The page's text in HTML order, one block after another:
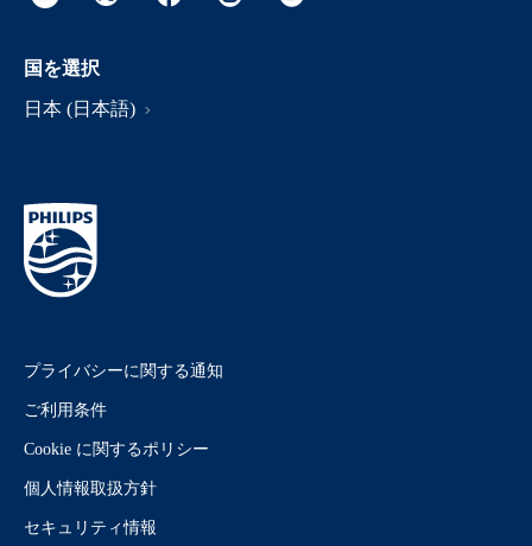
国を選択
日本 (日本語)
プライバシーに関する通知
ご利用条件
Cookie に関するポリシー
個人情報取扱方針
セキュリティ情報